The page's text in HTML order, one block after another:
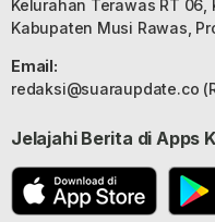
Kelurahan Terawas RT 06,
Kabupaten Musi Rawas,
Email:
redaksi@suaraupdate.co
Jelajahi Berita di Apps